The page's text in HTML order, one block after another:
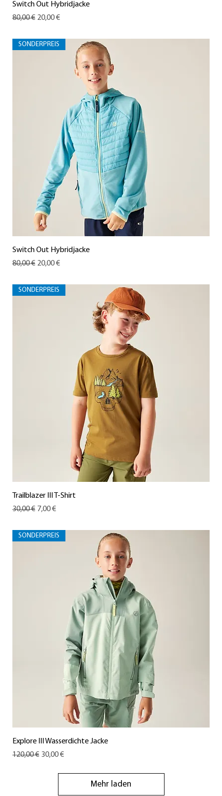
Switch Out Hybridjacke
Standardpreis
80,00 € Sale-Preis
20,00 €
SONDERPREIS
Switch Out Hybridjacke
Standardpreis
80,00 € Sale-Preis
20,00 €
SONDERPREIS
Trailblazer III T-Shirt
Standardpreis
30,00 € Sale-Preis
7,00 €
SONDERPREIS
Explore III Wasserdichte Jacke
Standardpreis
120,00 € Sale-Preis
30,00 €
Mehr laden